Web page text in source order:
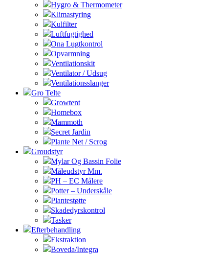
Hygro & Thermometer
Klimastyring
Kulfilter
Luftfugtighed
Ona Lugtkontrol
Opvarmning
Ventilationskit
Ventilator / Udsug
Ventilationsslanger
Gro Telte
Growtent
Homebox
Mammoth
Secret Jardin
Plante Net / Scrog
Groudstyr
Mylar Og Bassin Folie
Måleudstyr Mm.
PH – EC Målere
Potter – Underskåle
Plantestøtte
Skadedyrskontrol
Tasker
Efterbehandling
Ekstraktion
Boveda/Integra